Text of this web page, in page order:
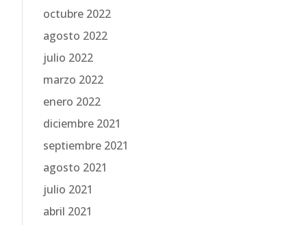
octubre 2022
agosto 2022
julio 2022
marzo 2022
enero 2022
diciembre 2021
septiembre 2021
agosto 2021
julio 2021
abril 2021